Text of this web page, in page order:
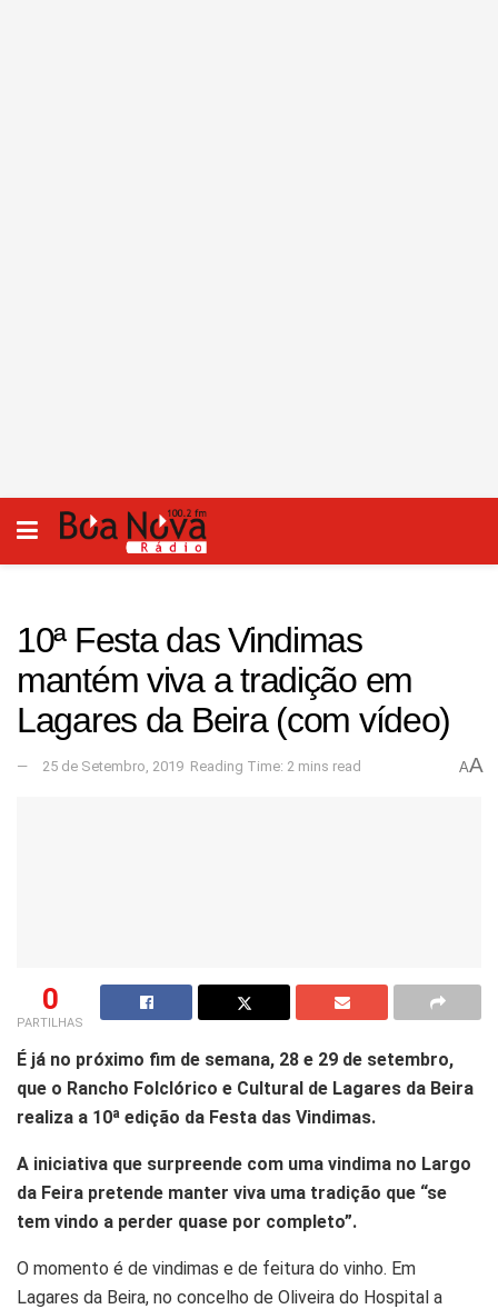
10ª Festa das Vindimas
mantém viva a tradição em
Lagares da Beira (com vídeo)
25 de Setembro, 2019 Reading Time: 2 mins read AA
0
PARTILHAS
É já no próximo fim de semana, 28 e 29 de setembro,
que o Rancho Folclórico e Cultural de Lagares da Beira
realiza a 10ª edição da Festa das Vindimas.
A iniciativa que surpreende com uma vindima no Largo
da Feira pretende manter viva uma tradição que “se
tem vindo a perder quase por completo”.
O momento é de vindimas e de feitura do vinho. Em
Lagares da Beira, no concelho de Oliveira do Hospital a